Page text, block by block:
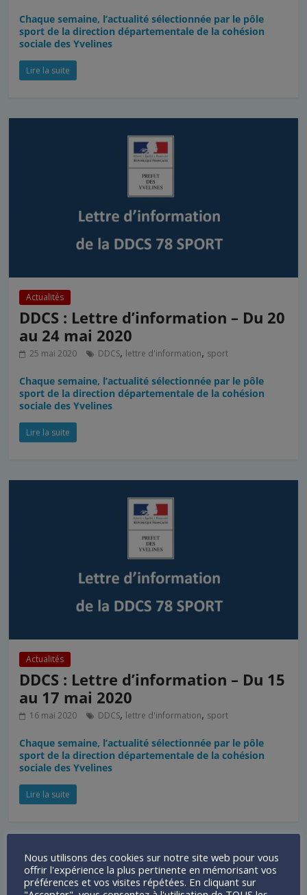
Chaque semaine, l’actualité sélectionnée par le pôle
sport de la direction départementale de la cohésion
sociale des Yvelines
Lire la suite
Actualités
DDCS : Lettre d’information – Du 20
au 24 mai 2020
25 mai 2020 DDCS, lettre d'information, sport
Chaque semaine, l’actualité sélectionnée par le pôle
sport de la direction départementale de la cohésion
sociale des Yvelines
Lire la suite
Actualités
DDCS : Lettre d’information – Du 15
au 17 mai 2020
16 mai 2020 DDCS, lettre d'information, sport
Chaque semaine, l’actualité sélectionnée par le pôle
sport de la direction départementale de la cohésion
sociale des Yvelines
Lire la suite
Nous utilisons des cookies sur notre site web pour vous
offrir l'expérience la plus pertinente en mémorisant vos
préférences et vos visites répétées. En cliquant sur